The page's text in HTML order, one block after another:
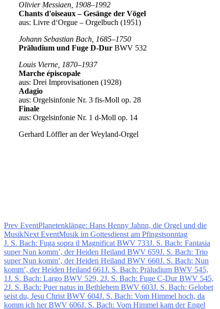
Olivier Messiaen, 1908–1992
Chants d'oiseaux – Gesänge der Vögel
aus: Livre d‘Orgue – Orgelbuch (1951)
Johann Sebastian Bach, 1685–1750
Präludium und Fuge D-Dur BWV 532
Louis Vierne, 1870–1937
Marche épiscopale
aus: Drei Improvisationen (1928)
Adagio
aus: Orgelsinfonie Nr. 3 fis-Moll op. 28
Finale
aus: Orgelsinfonie Nr. 1 d-Moll op. 14
Gerhard Löffler an der Weyland-Orgel
Prev EventPlanetenklänge: Hans Henny Jahnn, die Orgel und die
MusikNext EventMusik im Gottesdienst am Pfingstsonntag
J. S. Bach: Fuga sopra il Magnificat BWV 733J. S. Bach: Fantasia
super Nun komm’, der Heiden Heiland BWV 659J. S. Bach: Trio
super Nun komm’, der Heiden Heiland BWV 660J. S. Bach: Nun
komm’, der Heiden Heiland 661J. S. Bach: Präludium BWV 545,
1J. S. Bach: Largo BWV 529, 2J. S. Bach: Fuge C-Dur BWV 545,
2J. S. Bach: Puer natus in Bethlehem BWV 603J. S. Bach: Gelobet
seist du, Jesu Christ BWV 604J. S. Bach: Vom Himmel hoch, da
komm ich her BWV 606J. S. Bach: Vom Himmel kam der Engel